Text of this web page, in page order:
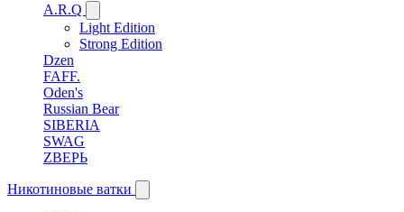
A.R.Q
Light Edition
Strong Edition
Dzen
FAFF.
Oden's
Russian Bear
SIBERIA
SWAG
ZВЕРЬ
Никотиновые ватки